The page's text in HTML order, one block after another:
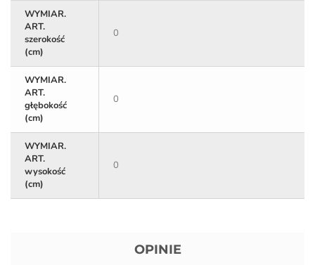
WYMIAR.
ART.
szerokość
(cm)
0
WYMIAR.
ART.
głębokość
(cm)
0
WYMIAR.
ART.
wysokość
(cm)
0
OPINIE